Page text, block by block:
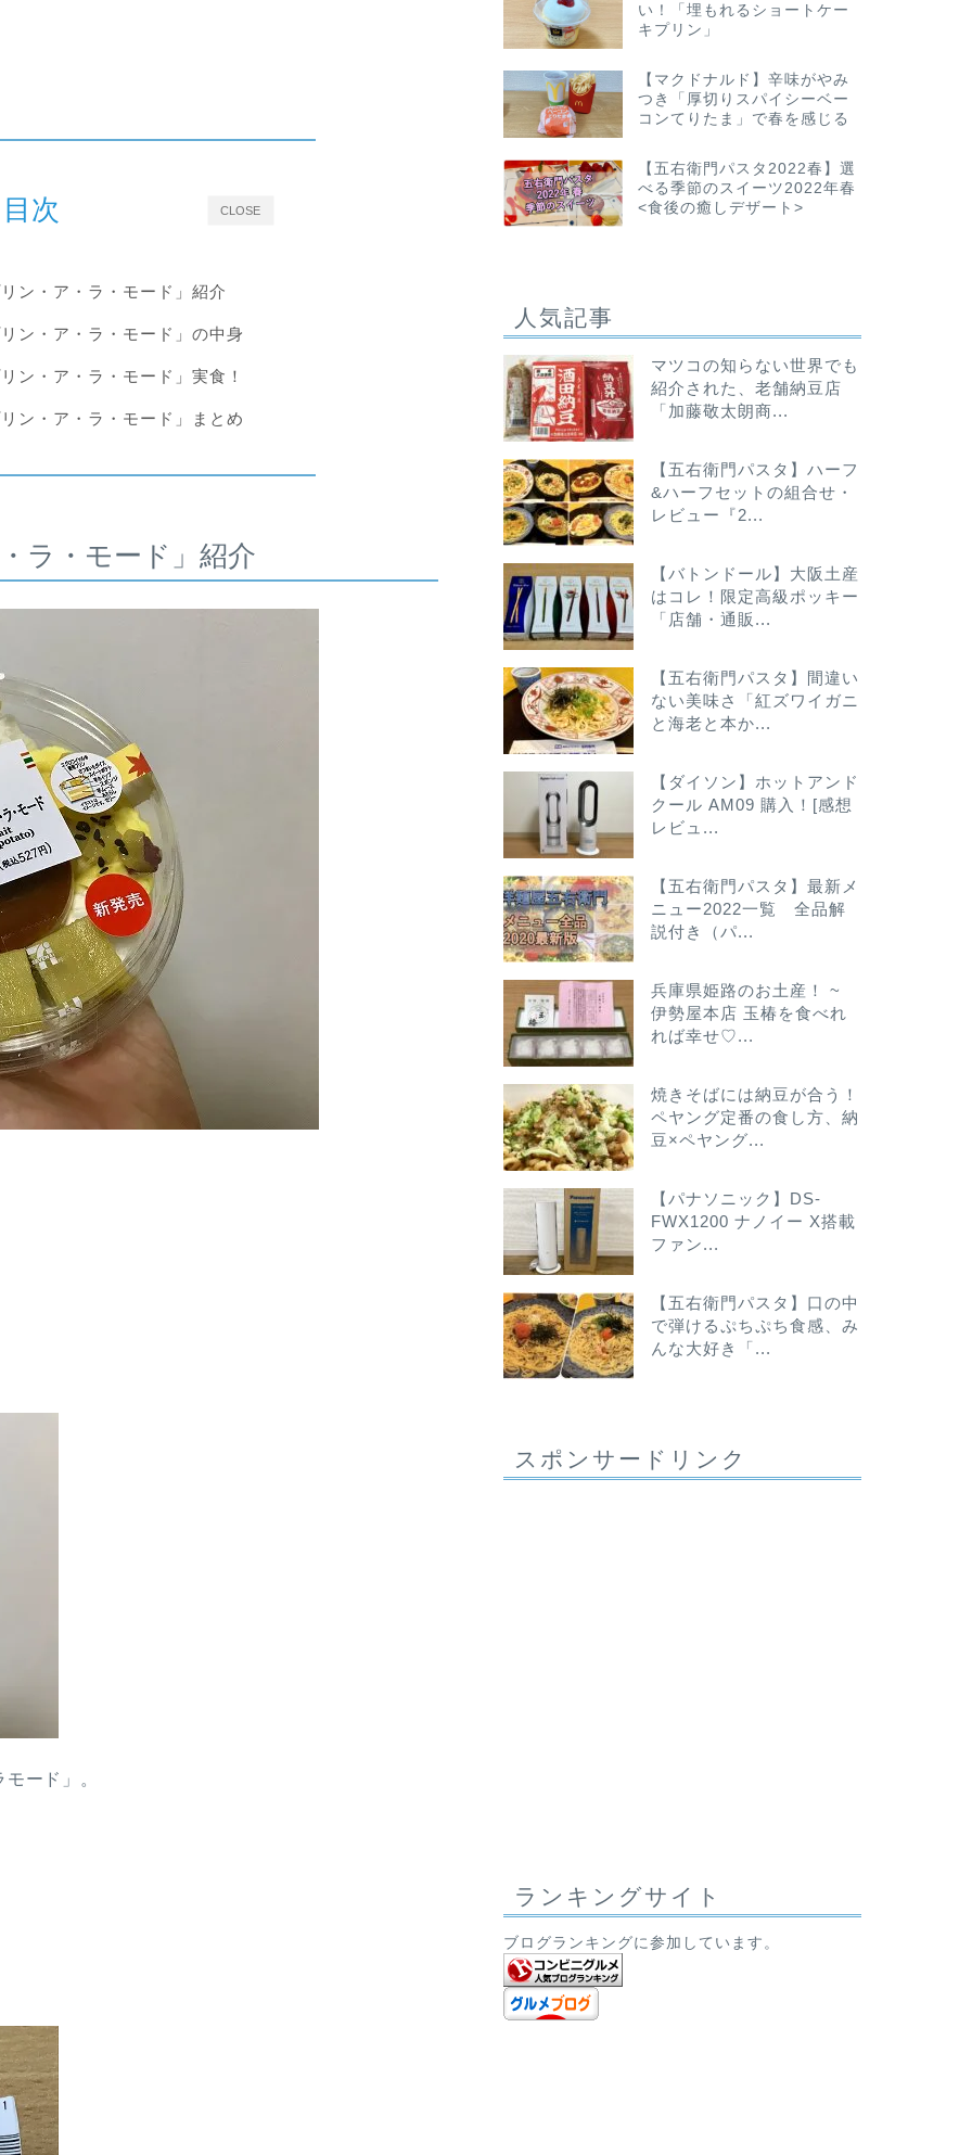
CLOSE
目次
ン・ア・ラ・モード」紹介
ン・ア・ラ・モード」の中身
ン・ア・ラ・モード」実食！
ン・ア・ラ・モード」まとめ
ラ・モード」紹介
ード」。
い！「埋もれるショートケー
キプリン」
【マクドナルド】辛味がやみ
つき「厚切りスパイシーベー
コンてりたま」で春を感じる
【五右衛門パスタ2022春】選
べる季節のスイーツ2022年春
<食後の癒しデザート>
人気記事
マツコの知らない世界でも
紹介された、老舗納豆店
「加藤敬太朗商...
【五右衛門パスタ】ハーフ
&ハーフセットの組合せ・
レビュー『2...
【バトンドール】大阪土産
はコレ！限定高級ポッキー
「店舗・通販...
【五右衛門パスタ】間違い
ない美味さ「紅ズワイガニ
と海老と本か...
【ダイソン】ホットアンド
クール AM09 購入！[感想
レビュ...
【五右衛門パスタ】最新メ
ニュー2022一覧 全品解
説付き（パ...
兵庫県姫路のお土産！ ~
伊勢屋本店 玉椿を食べれ
れば幸せ♡...
焼きそばには納豆が合う！
ペヤング定番の食し方、納
豆×ペヤング...
【パナソニック】DS-
FWX1200 ナノイー X搭載
ファン...
【五右衛門パスタ】口の中
で弾けるぷちぷち食感、み
んな大好き「...
スポンサードリンク
ランキングサイト
ブログランキングに参加しています。